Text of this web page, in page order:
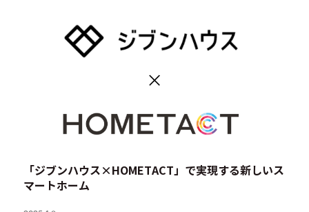
「ジブンハウス×HOMETACT」で実現する新しいス
マートホーム